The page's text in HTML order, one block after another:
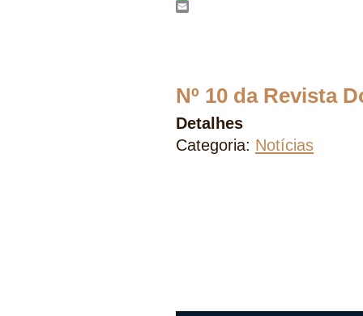
WhatsApp
Nº 10 da Revista
Detalhes
Categoria: Notícias